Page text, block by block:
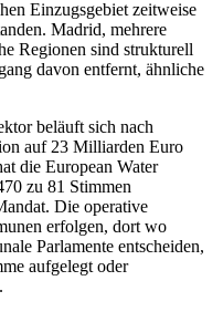
Einzugsgebiet zeitweise
Madrid, mehrere
Regionen sind strukturell
davon entfernt, ähnliche
beläuft sich nach
auf 23 Milliarden Euro
die European Water
zu 81 Stimmen
Die operative
erfolgen, dort wo
Parlamente entscheiden,
aufgelegt oder